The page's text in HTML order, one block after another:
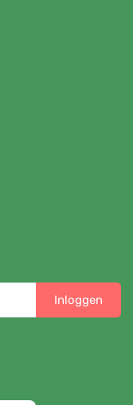
Inloggen